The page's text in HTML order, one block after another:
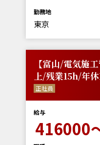
勤務地
東京
【富山/電気施
上/残業15h/年
正社員
給与
416000